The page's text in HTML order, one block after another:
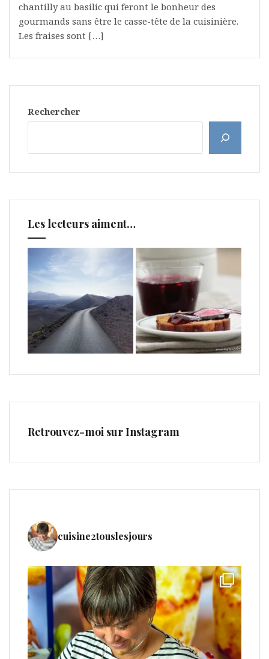
chantilly au basilic qui feront le bonheur des
gourmands sans être le casse-tête de la cuisinière.
Les fraises sont […]
Rechercher
Les lecteurs aiment…
Retrouvez-moi sur Instagram
cuisine2touslesjours